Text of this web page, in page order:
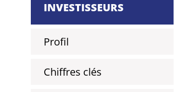
INVESTISSEURS
Profil
Chiffres clés